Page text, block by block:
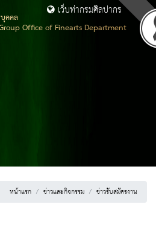
คคล
Office of Finearts Department
เว็บท่ากรมศิลปากร
หน้าแรก ข่าวและกิจกรรม ข่าวรับสมัครงาน